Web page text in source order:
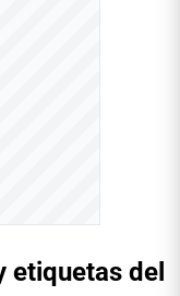
etiquetas del